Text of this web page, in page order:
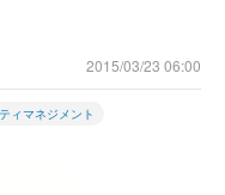
2015/03/23 06:00
ィマネジメント